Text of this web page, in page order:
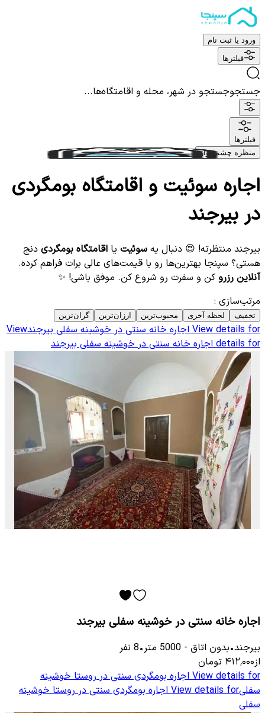
ورود یا ثبت نام
فیلترها
جستجوجستجو در شهر، محله و اقامتگاه‌ها...
فیلترها
منظره چشم نواز
اجاره سوئیت و اقامتگاه بومگردی
در بیرجند
بیرجند منتظرته! 😍 دنبال یه سوئیت یا اقامتگاه بومگردی دنج
هستی؟ سپنجا بهترین‌ها رو با قیمت‌های عالی برات فراهم کرده.
آنلاین رزرو کن و سفرت رو شروع کن. موفق باشی! ✨
مرتب‌سازی :
تخفیف لحظه آخری محبوب‌ترین ارزان‌ترین گران‌ترین
View details for اجاره خانه سنتی در خوشینه سفلی بیرجندView
details for اجاره خانه سنتی در خوشینه سفلی بیرجند
اجاره خانه سنتی در خوشینه سفلی بیرجند
بیرجند•بدون اتاق -
5000 متر•
8 نفر
از۴۱۲٬۰۰۰ تومان
View details for اجاره بومگردی سنتی در روستا خوشینه
سفلیView details for اجاره بومگردی سنتی در روستا خوشینه
سفلی